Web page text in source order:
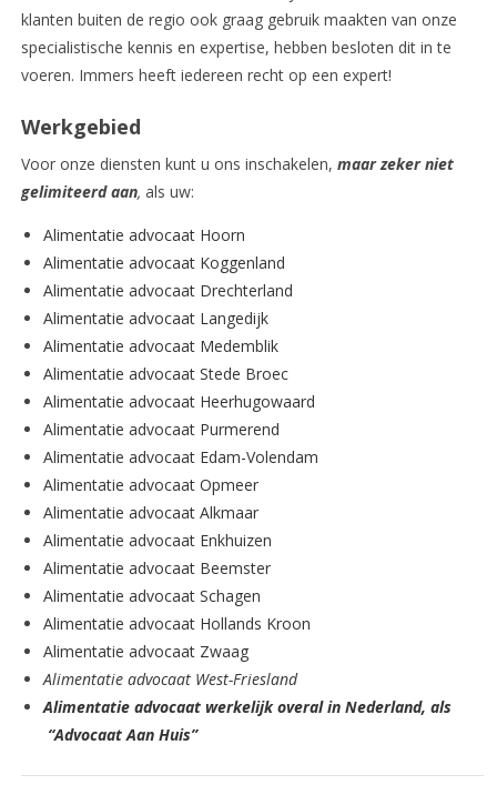
klanten buiten de regio ook graag gebruik maakten van onze
specialistische kennis en expertise, hebben besloten dit in te
voeren. Immers heeft iedereen recht op een expert!
Werkgebied
Voor onze diensten kunt u ons inschakelen, maar zeker niet
gelimiteerd aan, als uw:
Alimentatie advocaat Hoorn
Alimentatie advocaat Koggenland
Alimentatie advocaat Drechterland
Alimentatie advocaat Langedijk
Alimentatie advocaat Medemblik
Alimentatie advocaat Stede Broec
Alimentatie advocaat Heerhugowaard
Alimentatie advocaat Purmerend
Alimentatie advocaat Edam-Volendam
Alimentatie advocaat Opmeer
Alimentatie advocaat Alkmaar
Alimentatie advocaat Enkhuizen
Alimentatie advocaat Beemster
Alimentatie advocaat Schagen
Alimentatie advocaat Hollands Kroon
Alimentatie advocaat Zwaag
Alimentatie advocaat West-Friesland
Alimentatie advocaat werkelijk overal in Nederland, als
“Advocaat Aan Huis”